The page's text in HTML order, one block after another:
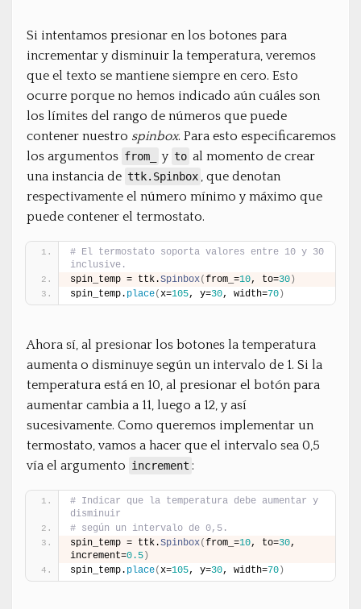
Si intentamos presionar en los botones para
incrementar y disminuir la temperatura, veremos
que el texto se mantiene siempre en cero. Esto
ocurre porque no hemos indicado aún cuáles son
los límites del rango de números que puede
contener nuestro spinbox. Para esto especificaremos
los argumentos from_ y to al momento de crear
una instancia de ttk.Spinbox , que denotan
respectivamente el número mínimo y máximo que
puede contener el termostato.
# El termostato soporta valores entre 10 y 30
inclusive.
spin_temp = ttk.Spinbox(from_=10, to=30 )
spin_temp. place(x=105, y=30, width=70 )
Ahora sí, al presionar los botones la temperatura
aumenta o disminuye según un intervalo de 1. Si la
temperatura está en 10, al presionar el botón para
aumentar cambia a 11, luego a 12, y así
sucesivamente. Como queremos implementar un
termostato, vamos a hacer que el intervalo sea 0,5
vía el argumento increment :
# Indicar que la temperatura debe aumentar y
disminuir
# según un intervalo de 0,5.
spin_temp = ttk.Spinbox(from_=10, to=30,
increment=0.5 )
spin_temp. place(x=105, y=30, width=70 )